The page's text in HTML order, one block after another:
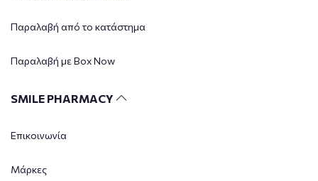
Παραλαβή από το κατάστημα
Παραλαβή με Box Now
SMILE PHARMACY
Επικοινωνία
Μάρκες